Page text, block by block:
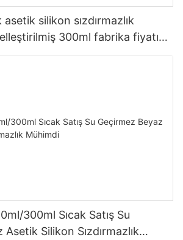
asetik silikon sızdırmazlık
300ml fabrika fiyatı
300ml Sıcak Satış Su
Silikon Sızdırmazlık